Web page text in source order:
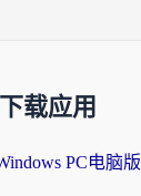
下载应用
PC电脑版